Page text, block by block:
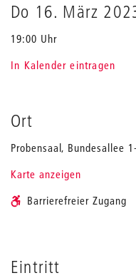
Do 16. März
19:00 Uhr
In Kalender eintragen
Ort
Probensaal, Bundesallee
Karte anzeigen
Barrierefreier Zugang
Eintritt